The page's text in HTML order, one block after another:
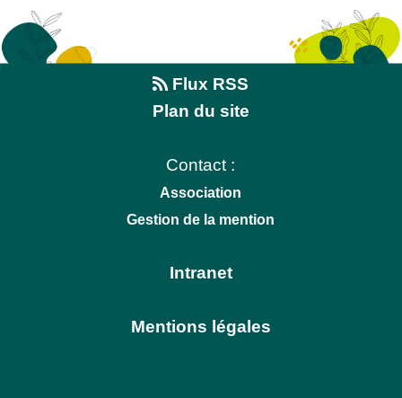
Flux RSS
Plan du site
Contact :
Association
Gestion de la mention
Intranet
Mentions légales